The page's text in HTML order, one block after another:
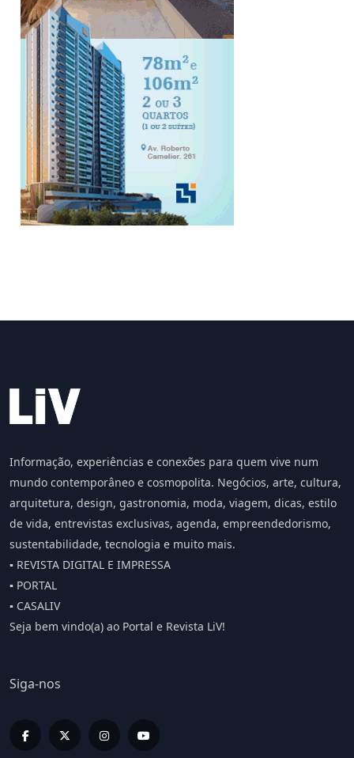
Informação, experiências e conexões para quem vive num
mundo contemporâneo e cosmopolita. Negócios, arte, cultura,
arquitetura, design, gastronomia, moda, viagem, dicas, estilo
de vida, entrevistas exclusivas, agenda, empreendedorismo,
sustentabilidade, tecnologia e muito mais.
▪️ REVISTA DIGITAL E IMPRESSA
▪️ PORTAL
▪️ CASALIV
Seja bem vindo(a) ao Portal e Revista LiV!
Siga-nos